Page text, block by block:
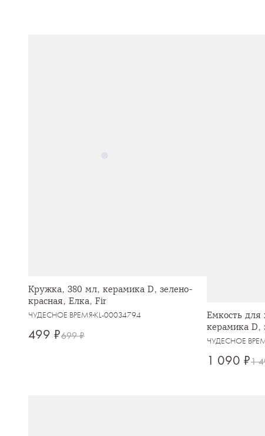
Кружка, 380 мл, керамика D, зелено-
красная, Елка, Fir
ЧУДЕСНОЕ ВРЕМЯ KL-00034794
499 ₽699 ₽
Емкость для
керамика D,
ЧУДЕСНОЕ
1 090 ₽1